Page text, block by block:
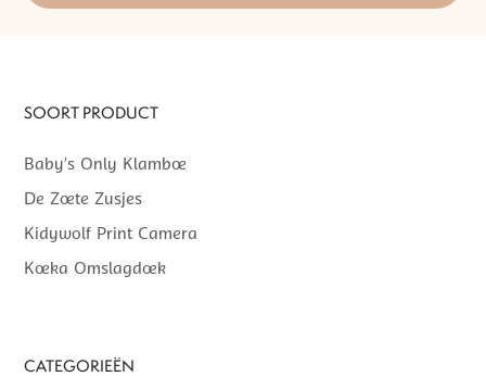
SOORT PRODUCT
Baby’s Only Klamboe
De Zoete Zusjes
Kidywolf Print Camera
Koeka Omslagdoek
CATEGORIEËN